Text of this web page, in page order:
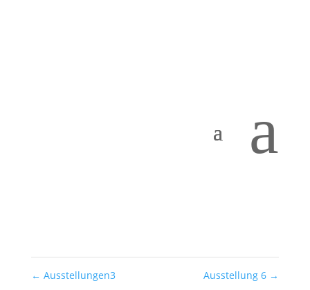
a
← Ausstellungen3 Ausstellung 6 →